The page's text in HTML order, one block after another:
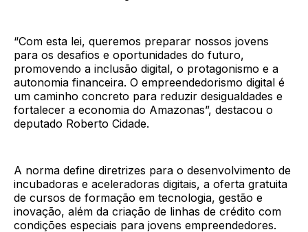
“Com esta lei, queremos preparar nossos jovens
para os desafios e oportunidades do futuro,
promovendo a inclusão digital, o protagonismo e a
autonomia financeira. O empreendedorismo digital é
um caminho concreto para reduzir desigualdades e
fortalecer a economia do Amazonas”, destacou o
deputado Roberto Cidade.
A norma define diretrizes para o desenvolvimento de
incubadoras e aceleradoras digitais, a oferta gratuita
de cursos de formação em tecnologia, gestão e
inovação, além da criação de linhas de crédito com
condições especiais para jovens empreendedores.